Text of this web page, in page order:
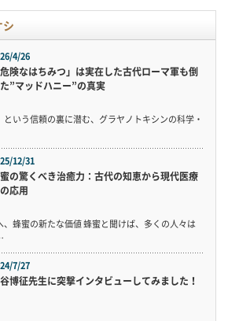
シ
4/26
危険なはちみつ」は実在した古代ローマ軍も倒
”マッドハニー”の真実
いう信頼の裏に潜む、グラヤノトキシンの科学・
12/31
の驚くべき治癒力：古代の知恵から現代医療
応用
蜂蜜の新たな価値 蜂蜜と聞けば、多くの人々は
7/27
博征先生に突撃インタビューしてみました！